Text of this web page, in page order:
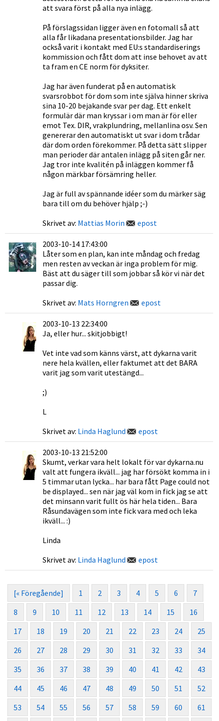
att svara först på alla nya inlägg.
På förslagssidan ligger även en fotomall så att
alla får likadana presentationsbilder. Jag har
också varit i kontakt med EU:s standardiserings
kommission och fått dom att inse behovet av att
ta fram en CE norm för dyksiter.
Jag har även funderat på en automatisk
svarsrobbot för dom som inte själva hinner skriva
sina 10-20 bejakande svar per dag. Ett enkelt
formulär där man kryssar i om man är för eller
emot Tex. DIR, vrakplundring, mellanlina osv. Sen
genererar den automatiskt ut svar i dom trådar
där dom orden förekommer. På detta sätt slipper
man perioder där antalen inlägg på siten går ner.
Jag tror inte kvalitén på inläggen kommer få
någon märkbar försämring heller.
Jag är full av spännande idéer som du märker säg
bara till om du behöver hjälp ;-)
Skrivet av: Mattias Morin epost
2003-10-14 17:43:00
Låter som en plan, kan inte måndag och fredag
men resten av veckan är inga problem för mig.
Bäst att du säger till som jobbar så kör vi när det
passar dig.
Skrivet av: Mats Horngren epost
2003-10-13 22:34:00
Ja, eller hur... skitjobbigt!
Vet inte vad som känns värst, att dykarna varit
nere hela kvällen, eller faktumet att det BARA
varit jag som varit utestängd...
;)
L
Skrivet av: Linda Haglund epost
2003-10-13 21:52:00
Skumt, verkar vara helt lokalt för var dykarna.nu
valt att fungera ikväll... jag har försökt komma in i
5 timmar utan lycka... har bara fått Page could not
be displayed... sen när jag väl kom in fick jag se att
det minsann varit fullt ös här hela tiden... Bara
Råsundavägen som inte fick vara med och leka
ikväll... :)
Linda
Skrivet av: Linda Haglund epost
[« Föregående] 1 2 3 4 5 6
7
8
9 10 11 12 13 14 15
16
17
18 19 20 21 22 23 24
25
26
27 28 29 30 31 32 33
34
35
36 37 38 39 40 41 42
43
44
45 46 47 48 49 50 51
52
53
54 55 56 57 58 59 60
61